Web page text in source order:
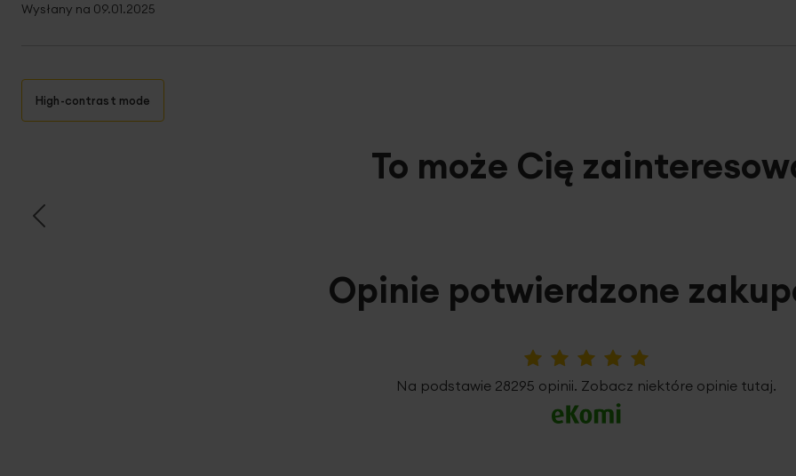
Wysłany na 09.01.2025
High-contrast mode
To może Cię
Opinie potwierdzone
5%
Na podstawie 28295 opinii. Zobacz niektóre opinie tutaj.